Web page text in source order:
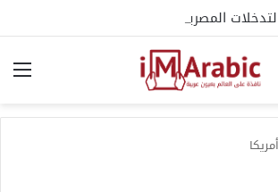
أمريكا